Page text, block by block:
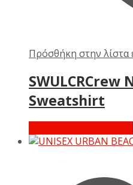
Πρόσθήκη στην λίστα
SWULCRCrew
Sweatshirt